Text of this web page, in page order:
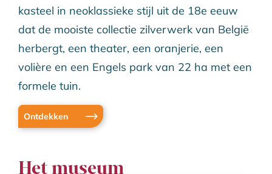
kasteel in neoklassieke stijl uit de 18e eeuw
dat de mooiste collectie zilverwerk van België
herbergt, een theater, een oranjerie, een
volière en een Engels park van 22 ha met een
formele tuin.
Ontdekken
Het museum